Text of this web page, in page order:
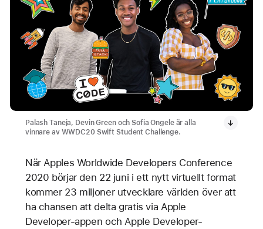
Palash Taneja, Devin Green och Sofia Ongele är alla
vinnare av WWDC20 Swift Student Challenge.
När Apples Worldwide Developers Conference
2020 börjar den 22 juni i ett nytt virtuellt format
kommer 23 miljoner utvecklare världen över att
ha chansen att delta gratis via Apple
Developer-appen och Apple Developer-